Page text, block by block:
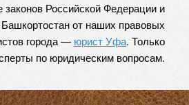
законов Российской Федерации и
от наших правовых
города — юрист Уфа. Только
по юридическим вопросам.